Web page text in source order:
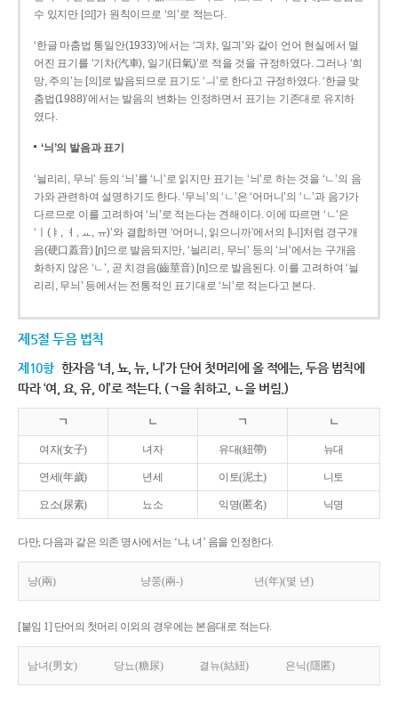
수 있지만 [의]가 원칙이므로 ‘의’로 적는다.
‘한글 마춤법 통일안(1933)’에서는 ‘긔챠, 일긔’와 같이 언어 현실에서 멀
어진 표기를 ‘기차(汽車), 일기(日氣)’로 적을 것을 규정하였다. 그러나 ‘희
망, 주의’는 [의]로 발음되므로 표기도 ‘ㅢ’로 한다고 규정하였다. ‘한글 맞
춤법(1988)’에서는 발음의 변화는 인정하면서 표기는 기존대로 유지하
였다.
‘늬’의 발음과 표기
‘늴리리, 무늬’ 등의 ‘늬’를 ‘니’로 읽지만 표기는 ‘늬’로 하는 것을 ‘ㄴ’의 음
가와 관련하여 설명하기도 한다. ‘무늬’의 ‘ㄴ’은 ‘어머니’의 ‘ㄴ’과 음가가
다르므로 이를 고려하여 ‘늬’로 적는다는 견해이다. 이에 따르면 ‘ㄴ’은
‘ㅣ(ㅑ, ㅕ, ㅛ, ㅠ)’와 결합하면 ‘어머니, 읽으니까’에서의 [니]처럼 경구개
음(硬口蓋音) [ɲ]으로 발음되지만, ‘늴리리, 무늬’ 등의 ‘늬’에서는 구개음
화하지 않은 ‘ㄴ’, 곧 치경음(齒莖音) [n]으로 발음된다. 이를 고려하여 ‘늴
리리, 무늬’ 등에서는 전통적인 표기대로 ‘늬’로 적는다고 본다.
제5절 두음 법칙
제10항 한자음 ‘녀, 뇨, 뉴, 니’가 단어 첫머리에 올 적에는, 두음 법칙에
따라 ‘여, 요, 유, 이’로 적는다. (ㄱ을 취하고, ㄴ을 버림.)
ㄱ ㄴ ㄱ ㄴ
여자(女子) 녀자 유대(紐帶) 뉴대
연세(年歲) 년세 이토(泥土) 니토
요소(尿素) 뇨소 익명(匿名) 닉명
다만, 다음과 같은 의존 명사에서는 ‘냐, 녀’ 음을 인정한다.
냥(兩) 냥쭝(兩-) 년(年)(몇 년)
[붙임 1] 단어의 첫머리 이외의 경우에는 본음대로 적는다.
남녀(男女) 당뇨(糖尿) 결뉴(結紐) 은닉(隱匿)